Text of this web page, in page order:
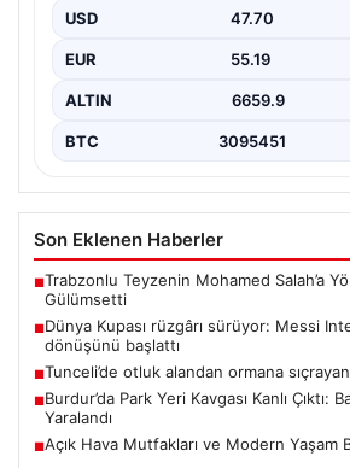
karşısında geriye düştüğü bir
USD 47.70
EUR 55.19
ALTIN 6659.9
BTC 3095451
Son Eklenen Haberler
■Trabzonlu Teyzenin Mohamed Salah’a
Gülümsetti
■Dünya Kupası rüzgârı sürüyor: Messi
dönüşünü başlattı
■Tunceli’de otluk alandan ormana
■Burdur’da Park Yeri Kavgası Kanlı Çıktı:
Yaralandı
■Açık Hava Mutfakları ve Modern Yaşam